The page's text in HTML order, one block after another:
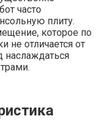
часто
плиту.
которое по
не отличается от
наслаждаться